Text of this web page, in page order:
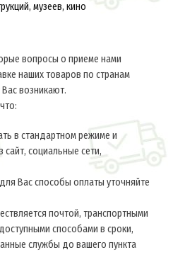
музеев, кино
вопросы о приеме нами
наших товаров по странам
возникают.
в стандартном режиме и
сайт, социальные сети,
Вас способы оплаты уточняйте
почтой, транспортными
способами в сроки,
службы до вашего пункта